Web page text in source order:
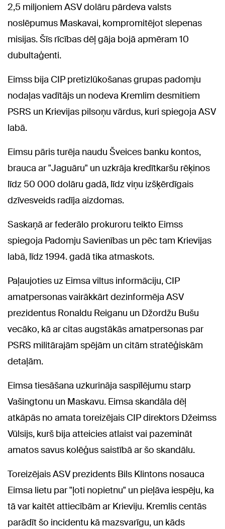
2,5 miljoniem ASV dolāru pārdeva valsts
noslēpumus Maskavai, kompromitējot slepenas
misijas. Šīs rīcības dēļ gāja bojā apmēram 10
dubultaģenti.
Eimss bija CIP pretizlūkošanas grupas padomju
nodaļas vadītājs un nodeva Kremlim desmitiem
PSRS un Krievijas pilsoņu vārdus, kuri spiegoja ASV
labā.
Eimsu pāris turēja naudu Šveices banku kontos,
brauca ar "Jaguāru" un uzkrāja kredītkaršu rēķinos
līdz 50 000 dolāru gadā, līdz viņu izšķērdīgais
dzīvesveids radīja aizdomas.
Saskaņā ar federālo prokuroru teikto Eimss
spiegoja Padomju Savienības un pēc tam Krievijas
labā, līdz 1994. gadā tika atmaskots.
Paļaujoties uz Eimsa viltus informāciju, CIP
amatpersonas vairākkārt dezinformēja ASV
prezidentus Ronaldu Reiganu un Džordžu Bušu
vecāko, kā ar citas augstākās amatpersonas par
PSRS militārajām spējām un citām stratēģiskām
detaļām.
Eimsa tiesāšana uzkurināja saspīlējumu starp
Vašingtonu un Maskavu. Eimsa skandāla dēļ
atkāpās no amata toreizējais CIP direktors Džeimss
Vūlsijs, kurš bija atteicies atlaist vai pazemināt
amatos savus kolēģus saistībā ar šo skandālu.
Toreizējais ASV prezidents Bils Klintons nosauca
Eimsa lietu par "ļoti nopietnu" un pieļāva iespēju, ka
tā var kaitēt attiecībām ar Krieviju. Kremlis centās
parādīt šo incidentu kā mazsvarīgu, un kāds